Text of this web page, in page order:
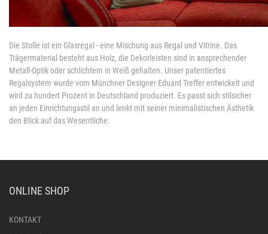
Die Stolle ist ein Glasregal - eine Mischung aus Regal und Vitrine. Das
Trägermaterial besteht aus Holz, die Dekorleisten sind in ansprechender
Metall-Optik oder schlichtem in Weiß gehalten. Unser patentiertes
Regalsystem wurde vom Münchner Designer Eduard Treffer entwickelt und
wird zu hundert Prozent in Deutschland produziert. Es passt sich stilsicher
an jeden Einrichtungsstil an und lenkt mit seiner minimalistischen Ästhetik
den Blick auf das Wesentliche.
ONLINE SHOP
KONTAKT